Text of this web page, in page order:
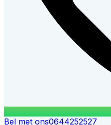
Bel met ons0644252527